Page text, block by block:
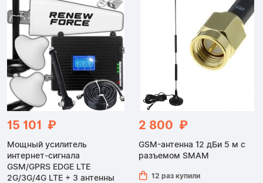
15 101 ₽
Мощный усилитель
интернет-сигнала
GSM/GPRS EDGE LTE
2G/3G/4G LTE + 3 антенны
2 800 ₽
GSM-антенна 12 дБи 5 м с
разъемом SMAM
12 раз купили